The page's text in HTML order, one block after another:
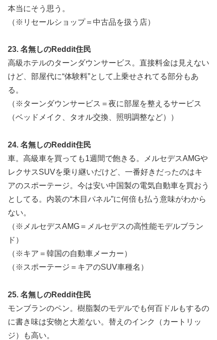
本当にそう思う。
（※リセールショップ＝中古品を扱う店）
23. 名無しのReddit住民
高級ホテルのターンダウンサービス。直接料金は見えない
けど、部屋代に“体験料”として上乗せされてる部分もあ
る。
（※ターンダウンサービス＝夜に部屋を整えるサービス
（ベッドメイク、タオル交換、照明調整など））
24. 名無しのReddit住民
車。高級車を買っても1週間で飽きる。メルセデスAMGや
レクサスSUVを乗り継いだけど、一番好きだったのはキ
アのスポーテージ。今は安い中国製の電気自動車を買おう
としてる。内装の“木目パネル”に何倍も払う意味がわから
ない。
（※メルセデスAMG＝メルセデスの高性能モデルブラン
ド）
（※キア＝韓国の自動車メーカー）
（※スポーテージ＝キアのSUV車種名）
25. 名無しのReddit住民
モンブランのペン。樹脂製のモデルでも何百ドルもするの
に書き味は安物と大差ない。替えのインク（カートリッ
ジ）も高い。